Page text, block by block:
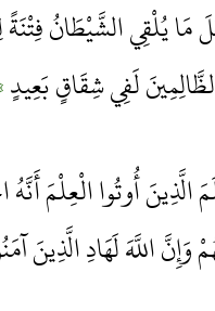
مَا يُلْقِي الشَّيْطَانُ
لَفِي شِقَاقٍ بَعِيدٍ
الَّذِينَ أُوتُوا الْعِلْمَ
وَإِنَّ اللَّهَ لَهَادِ الَّذِينَ